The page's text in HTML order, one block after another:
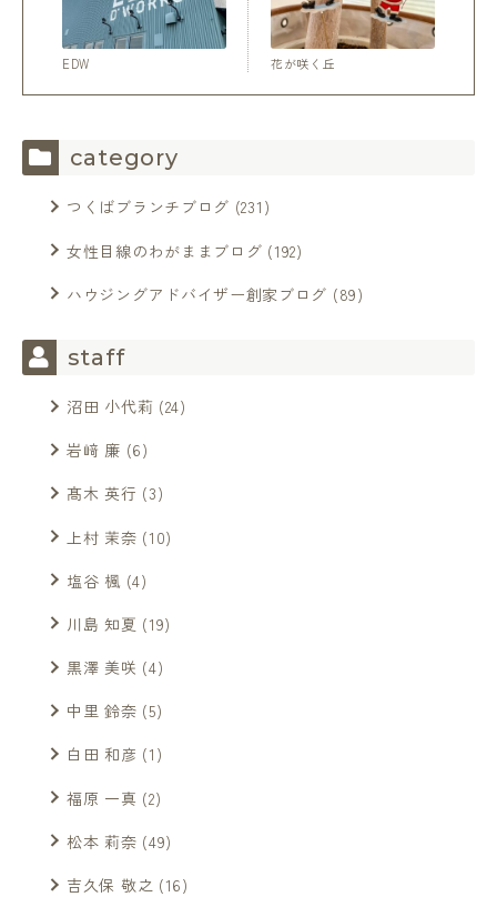
EDW 花が咲く丘
category
つくばブランチブログ (231)
女性目線のわがままブログ (192)
ハウジングアドバイザー創家ブログ (89)
staff
沼田 小代莉 (24)
岩﨑 廉 (6)
髙木 英行 (3)
上村 茉奈 (10)
塩谷 楓 (4)
川島 知夏 (19)
黒澤 美咲 (4)
中里 鈴奈 (5)
白田 和彦 (1)
福原 一真 (2)
松本 莉奈 (49)
吉久保 敬之 (16)